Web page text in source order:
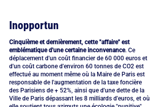
Inopportun
Cinquième et dernièrement, cette "affaire" est
emblématique d'une certaine inconvenance. Ce
déplacement d'un coût financier de 60 000 euros et
d'un coût carbone d'environ 60 tonnes de CO2 est
effectué au moment même où la Maire de Paris est
responsable de l'augmentation de la taxe foncière
des Parisiens de + 52%, ainsi que d'une dette de la
Ville de Paris dépassant les 8 milliards d'euros, et où